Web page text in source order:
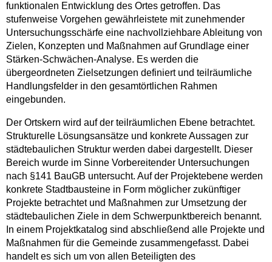
funktionalen Entwicklung des Ortes getroffen. Das
stufenweise Vorgehen gewährleistete mit zunehmender
Untersuchungsschärfe eine nachvollziehbare Ableitung von
Zielen, Konzepten und Maßnahmen auf Grundlage einer
Stärken-Schwächen-Analyse. Es werden die
übergeordneten Zielsetzungen definiert und teilräumliche
Handlungsfelder in den gesamtörtlichen Rahmen
eingebunden.
Der Ortskern wird auf der teilräumlichen Ebene betrachtet.
Strukturelle Lösungsansätze und konkrete Aussagen zur
städtebaulichen Struktur werden dabei dargestellt. Dieser
Bereich wurde im Sinne Vorbereitender Untersuchungen
nach §141 BauGB untersucht. Auf der Projektebene werden
konkrete Stadtbausteine in Form möglicher zukünftiger
Projekte betrachtet und Maßnahmen zur Umsetzung der
städtebaulichen Ziele in dem Schwerpunktbereich benannt.
In einem Projektkatalog sind abschließend alle Projekte und
Maßnahmen für die Gemeinde zusammengefasst. Dabei
handelt es sich um von allen Beteiligten des